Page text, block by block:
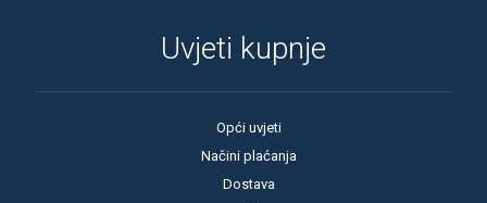
Uvjeti kupnje
Opći uvjeti
Načini plaćanja
Dostava